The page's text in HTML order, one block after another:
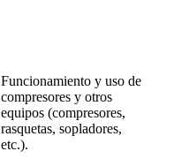
Funcionamiento y uso de
compresores y otros
equipos (compresores,
rasquetas, sopladores,
etc.).